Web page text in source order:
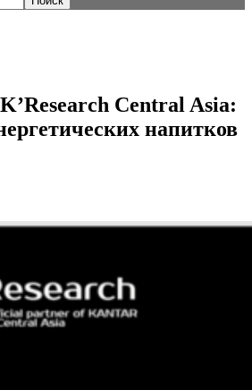
Central Asia:
напитков